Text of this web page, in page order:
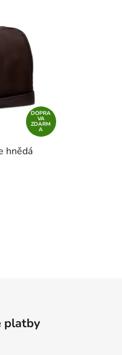
DOPRA
VA
ZDARM
A
hnědá
platby